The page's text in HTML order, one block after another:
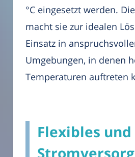
°C eingesetzt werden.
macht sie zur idealen
Einsatz in
Umgebungen, in denen
Temperaturen auftreten
Flexibles